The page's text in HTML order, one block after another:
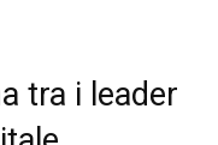
tra i leader